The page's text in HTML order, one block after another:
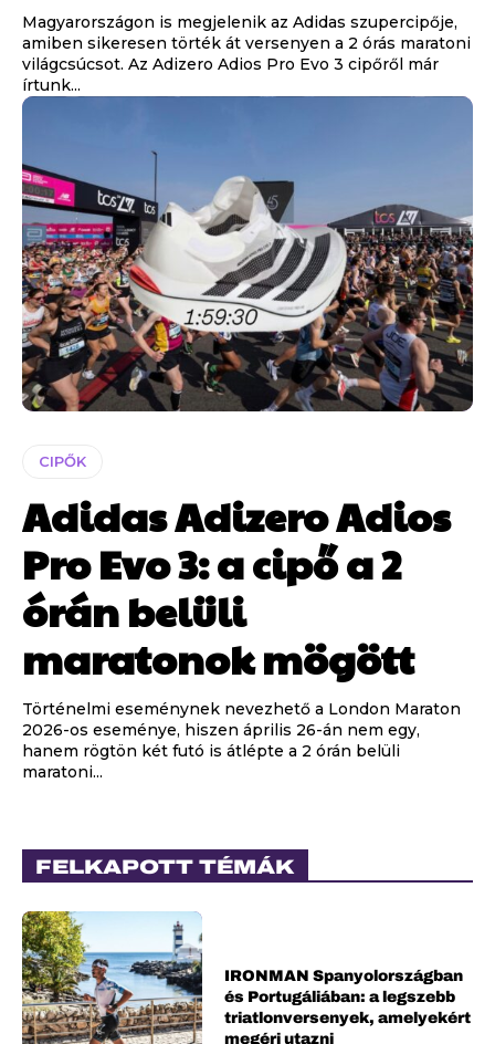
Magyarországon is megjelenik az Adidas szupercipője,
amiben sikeresen törték át versenyen a 2 órás maratoni
világcsúcsot. Az Adizero Adios Pro Evo 3 cipőről már
írtunk...
CIPŐK
Adidas Adizero Adios
Pro Evo 3: a cipő a 2
órán belüli
maratonok mögött
Történelmi eseménynek nevezhető a London Maraton
2026-os eseménye, hiszen április 26-án nem egy,
hanem rögtön két futó is átlépte a 2 órán belüli
maratoni...
FELKAPOTT TÉMÁK
IRONMAN Spanyolországban
és Portugáliában: a legszebb
triatlonversenyek, amelyekért
megéri utazni